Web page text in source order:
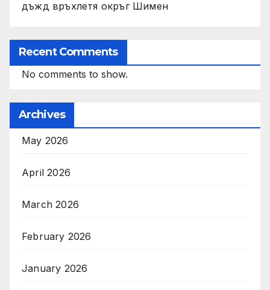
дъжд връхлетя окръг Шимен
Recent Comments
No comments to show.
Archives
May 2026
April 2026
March 2026
February 2026
January 2026